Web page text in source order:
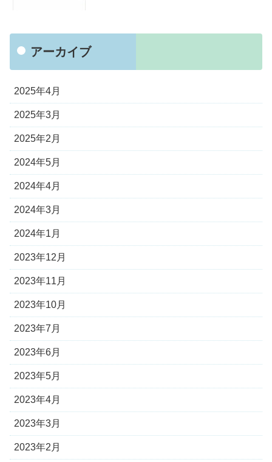
アーカイブ
2025年4月
2025年3月
2025年2月
2024年5月
2024年4月
2024年3月
2024年1月
2023年12月
2023年11月
2023年10月
2023年7月
2023年6月
2023年5月
2023年4月
2023年3月
2023年2月